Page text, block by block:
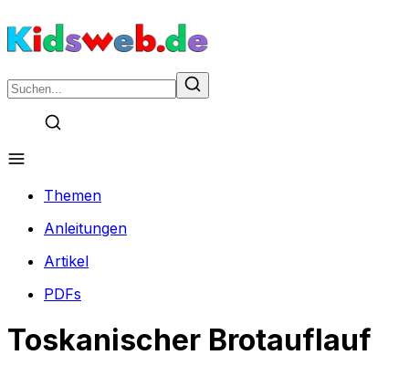
Themen
Anleitungen
Artikel
PDFs
Toskanischer Brotauflauf